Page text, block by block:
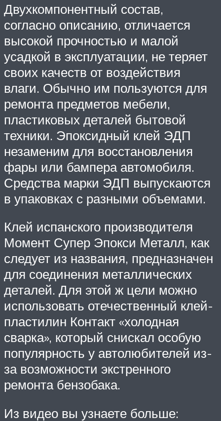
Двухкомпонентный состав,
согласно описанию, отличается
высокой прочностью и малой
усадкой в эксплуатации, не теряет
своих качеств от воздействия
влаги. Обычно им пользуются для
ремонта предметов мебели,
пластиковых деталей бытовой
техники. Эпоксидный клей ЭДП
незаменим для восстановления
фары или бампера автомобиля.
Средства марки ЭДП выпускаются
в упаковках с разными объемами.
Клей испанского производителя
Момент Супер Эпокси Металл, как
следует из названия, предназначен
для соединения металлических
деталей. Для этой ж цели можно
использовать отечественный клей-
пластилин Контакт «холодная
сварка», который снискал особую
популярность у автолюбителей из-
за возможности экстренного
ремонта бензобака.
Из видео вы узнаете больше: